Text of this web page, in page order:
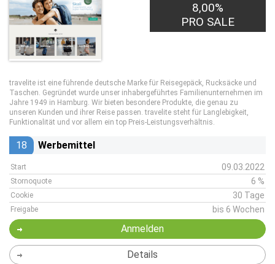
8,00%
PRO SALE
travelite ist eine führende deutsche Marke für Reisegepäck, Rucksäcke und
Taschen. Gegründet wurde unser inhabergeführtes Familienunternehmen im
Jahre 1949 in Hamburg. Wir bieten besondere Produkte, die genau zu
unseren Kunden und ihrer Reise passen. travelite steht für Langlebigkeit,
Funktionalität und vor allem ein top Preis-Leistungsverhältnis.
18 Werbemittel
Start 09.03.2022
Stornoquote 6 %
Cookie 30 Tage
Freigabe bis 6 Wochen
Anmelden
Details